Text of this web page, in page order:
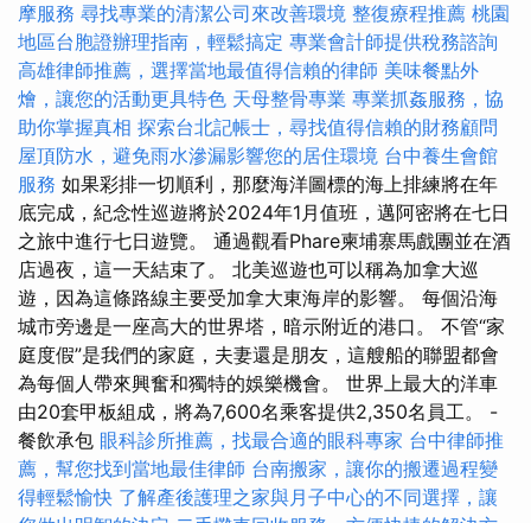
摩服務 尋找專業的清潔公司來改善環境 整復療程推薦 桃園
地區台胞證辦理指南，輕鬆搞定 專業會計師提供稅務諮詢
高雄律師推薦，選擇當地最值得信賴的律師 美味餐點外
燴，讓您的活動更具特色 天母整骨專業 專業抓姦服務，協
助你掌握真相 探索台北記帳士，尋找值得信賴的財務顧問
屋頂防水，避免雨水滲漏影響您的居住環境 台中養生會館
服務 如果彩排一切順利，那麼海洋圖標的海上排練將在年
底完成，紀念性巡遊將於2024年1月值班，邁阿密將在七日
之旅中進行七日遊覽。 通過觀看Phare柬埔寨馬戲團並在酒
店過夜，這一天結束了。 北美巡遊也可以稱為加拿大巡
遊，因為這條路線主要受加拿大東海岸的影響。 每個沿海
城市旁邊是一座高大的世界塔，暗示附近的港口。 不管“家
庭度假”是我們的家庭，夫妻還是朋友，這艘船的聯盟都會
為每個人帶來興奮和獨特的娛樂機會。 世界上最大的洋車
由20套甲板組成，將為7,600名乘客提供2,350名員工。 -
餐飲承包 眼科診所推薦，找最合適的眼科專家 台中律師推
薦，幫您找到當地最佳律師 台南搬家，讓你的搬遷過程變
得輕鬆愉快 了解產後護理之家與月子中心的不同選擇，讓